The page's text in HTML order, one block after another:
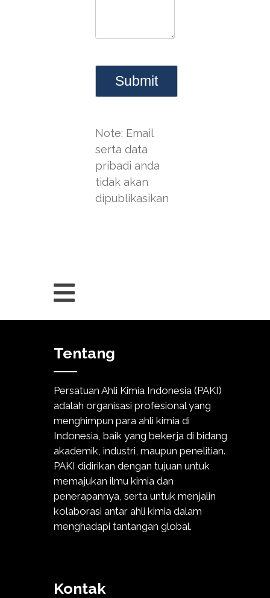
Note: Email
serta data
pribadi anda
tidak akan
dipublikasikan
Tentang
Persatuan Ahli Kimia Indonesia (PAKI)
adalah organisasi profesional yang
menghimpun para ahli kimia di
Indonesia, baik yang bekerja di bidang
akademik, industri, maupun penelitian.
PAKI didirikan dengan tujuan untuk
memajukan ilmu kimia dan
penerapannya, serta untuk menjalin
kolaborasi antar ahli kimia dalam
menghadapi tantangan global.
Kontak